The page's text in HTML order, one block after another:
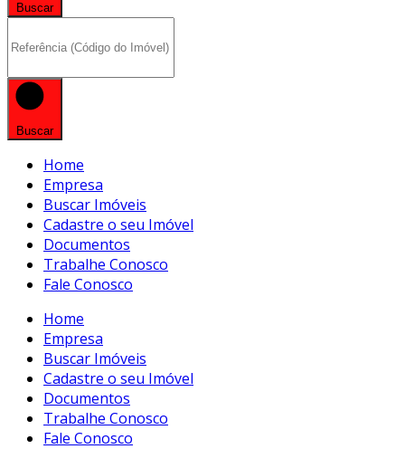
Buscar
Buscar
Home
Empresa
Buscar Imóveis
Cadastre o seu Imóvel
Documentos
Trabalhe Conosco
Fale Conosco
Home
Empresa
Buscar Imóveis
Cadastre o seu Imóvel
Documentos
Trabalhe Conosco
Fale Conosco